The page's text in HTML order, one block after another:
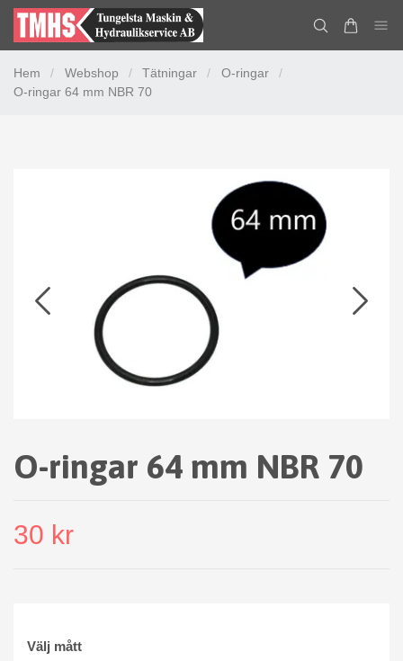
Hem / Webshop / Tätningar / O-ringar
/
O-ringar 64 mm NBR 70
O-ringar 64 mm NBR 70
30 kr
Välj mått